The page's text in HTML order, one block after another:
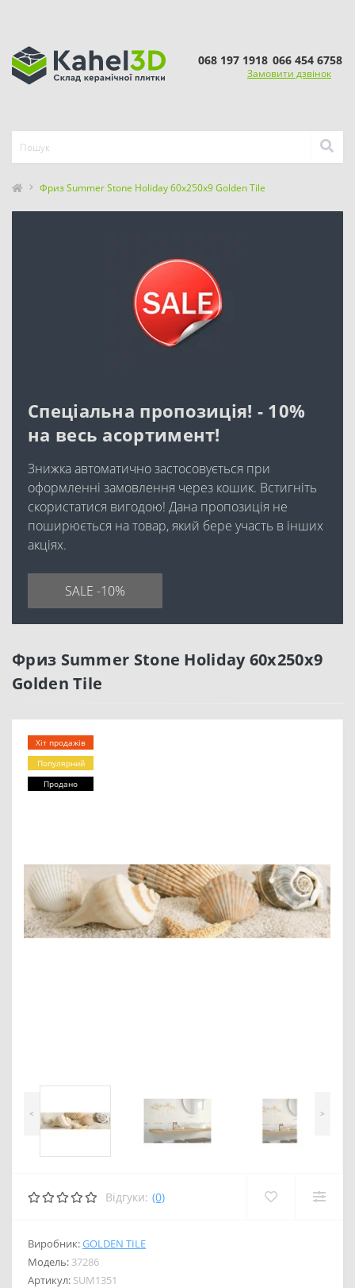
068 197 1918 066 454 6758
Замовити дзвінок
Фриз Summer Stone Holiday 60x250x9 Golden Tile
Спеціальна пропозиція! - 10%
на весь асортимент!
Знижка автоматично застосовується при
оформленні замовлення через кошик. Встигніть
скористатися вигодою! Дана пропозиція не
поширюється на товар, який бере участь в інших
акціях.
SALE -10%
Фриз Summer Stone Holiday 60x250x9
Golden Tile
Хіт продажів
Популярний
Продано
< >
Відгуки: (0)
Виробник:GOLDEN TILE
Модель: 37286
Артикул: SUM1351